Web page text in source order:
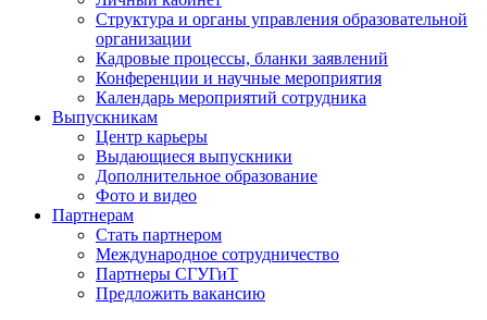
Структура и органы управления образовательной
организации
Кадровые процессы, бланки заявлений
Конференции и научные мероприятия
Календарь мероприятий сотрудника
Выпускникам
Центр карьеры
Выдающиеся выпускники
Дополнительное образование
Фото и видео
Партнерам
Стать партнером
Международное сотрудничество
Партнеры СГУГиТ
Предложить вакансию